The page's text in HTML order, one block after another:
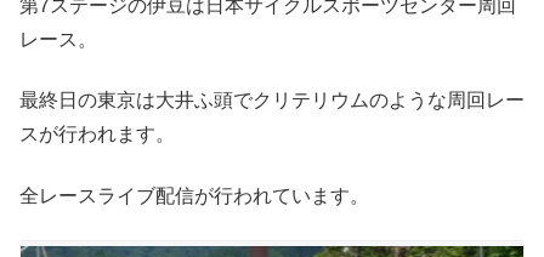
第7ステージの伊豆は日本サイクルスポーツセンター周回
レース。
最終日の東京は大井ふ頭でクリテリウムのような周回レー
スが行われます。
全レースライブ配信が行われています。